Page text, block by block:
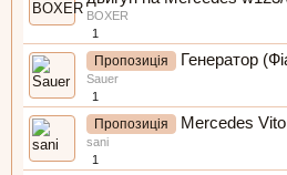
BOXER
1
Пропозиція Генератор
Sauer
1
Пропозиція Mercedes
sani
1